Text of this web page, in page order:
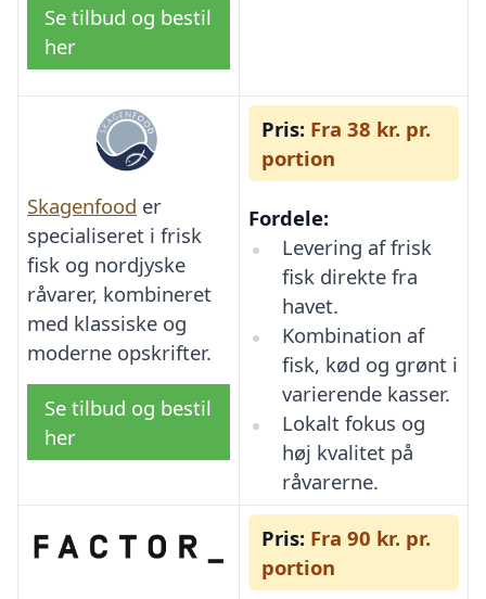
Se tilbud og bestil
her
Skagenfood er
specialiseret i frisk
fisk og nordjyske
råvarer, kombineret
med klassiske og
moderne opskrifter.
Se tilbud og bestil
her
Pris: Fra 38 kr. pr.
portion
Fordele:
Levering af frisk
fisk direkte fra
havet.
Kombination af
fisk, kød og grønt i
varierende kasser.
Lokalt fokus og
høj kvalitet på
råvarerne.
Pris: Fra 90 kr. pr.
portion